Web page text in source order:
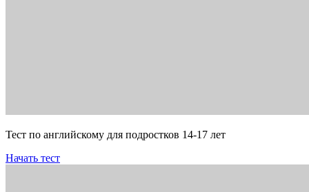
Тест по английскому для подростков 14-17 лет
Начать тест